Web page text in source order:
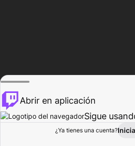
Explorar
Abrir en aplicación
Sigue
¿Ya tienes una cuenta?